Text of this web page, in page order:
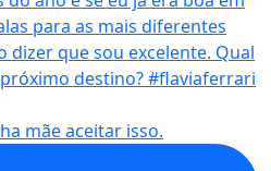
mãe aceitar isso.